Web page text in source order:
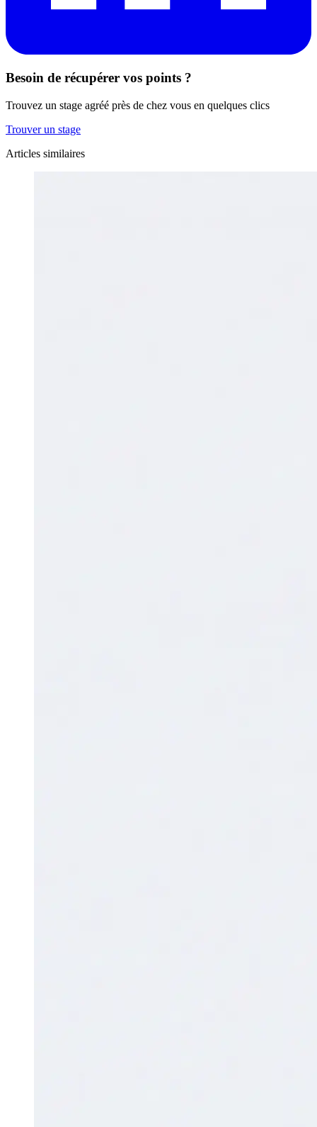
Besoin de récupérer vos points ?
Trouvez un stage agréé près de chez vous en quelques clics
Trouver un stage
Articles similaires